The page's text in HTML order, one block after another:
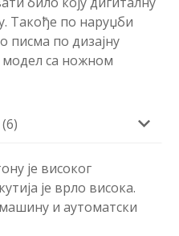
Такође по наруџби
писма по дизајну
модел са ножном
је високог
је врло висока.
и аутоматски